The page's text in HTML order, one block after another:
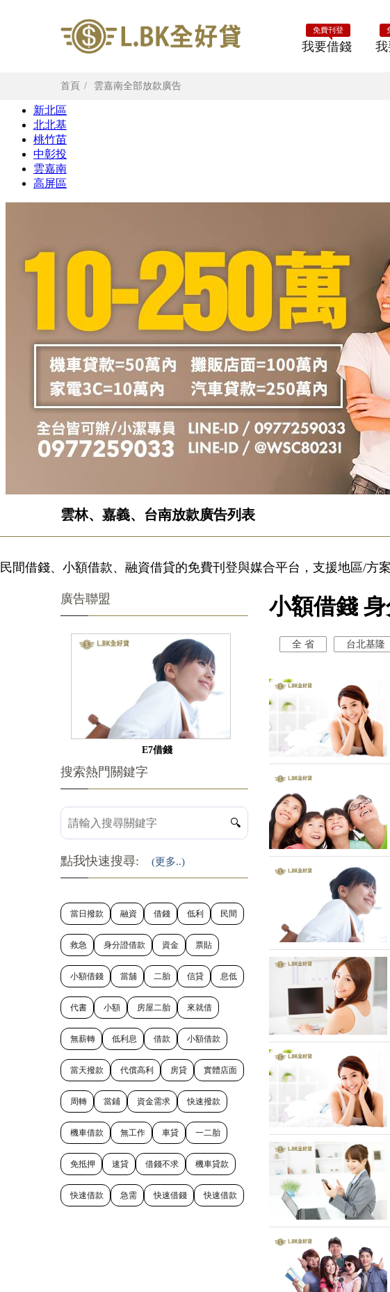
我要借錢
免費刊登
首頁 雲嘉南全部放款廣告
雲林、嘉義、台南放款廣告列表
民間借錢、小額借款、融資借貸的免費刊登與媒合平台，支援地區/方案
小額借錢
全 省 台北基隆
廣告聯盟
E7借錢
搜索熱門關鍵字
🔍
點我快速搜尋: (更多..)
當日撥款 融資 借錢 低利 民間
救急 身分證借款 資金 票貼
小額借錢 當舖 二胎 信貸 息低
代書 小額 房屋二胎 來就借
無薪轉 低利息 借款 小額借款
當天撥款 代償高利 房貸 實體店面
周轉 當鋪 資金需求 快速撥款
機車借款 無工作 車貸 一二胎
免抵押 速貸 借錢不求 機車貸款
快速借款 急需 快速借錢 快速借款